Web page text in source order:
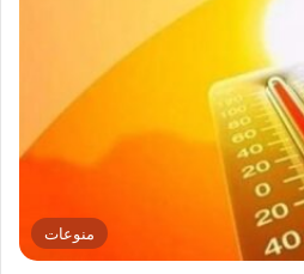
منوعات